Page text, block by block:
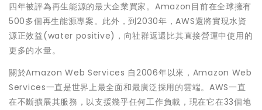
四年被評為再生能源的最大企業買家。Amazon目前在全球擁有
500多個再生能源專案。此外，到2030年，AWS還將實現水資
源正效益(water positive)，向社群返還比其直接營運中使用的
更多的水量。
關於Amazon Web Services 自2006年以來，Amazon Web
Services一直是世界上最全面和最廣泛採用的雲端。AWS一直
在不斷擴展其服務，以支援幾乎任何工作負載，現在它在33個地